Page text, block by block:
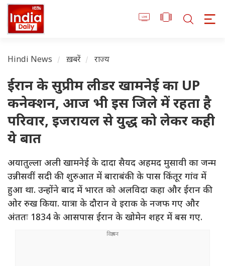
Hindi News ख़बरें राज्य
ईरान के सुप्रीम लीडर खामनेई का UP
कनेक्शन, आज भी इस जिले में रहता है
परिवार, इजरायल से युद्ध को लेकर कही
ये बात
अयातुल्ला अली खामनेई के दादा सैयद अहमद मुसावी का जन्म
उन्नीसवीं सदी की शुरुआत में बाराबंकी के पास किंतूर गांव में
हुआ था. उन्होंने बाद में भारत को अलविदा कहा और ईरान की
ओर रुख किया. यात्रा के दौरान वे इराक के नजफ गए और
अंततः 1834 के आसपास ईरान के खोमेन शहर में बस गए.